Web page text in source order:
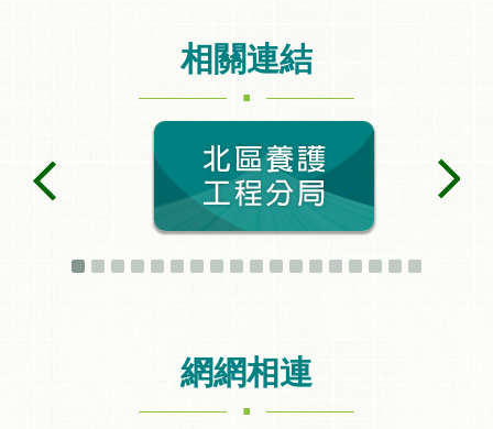
相關連結
.
網網相連
.